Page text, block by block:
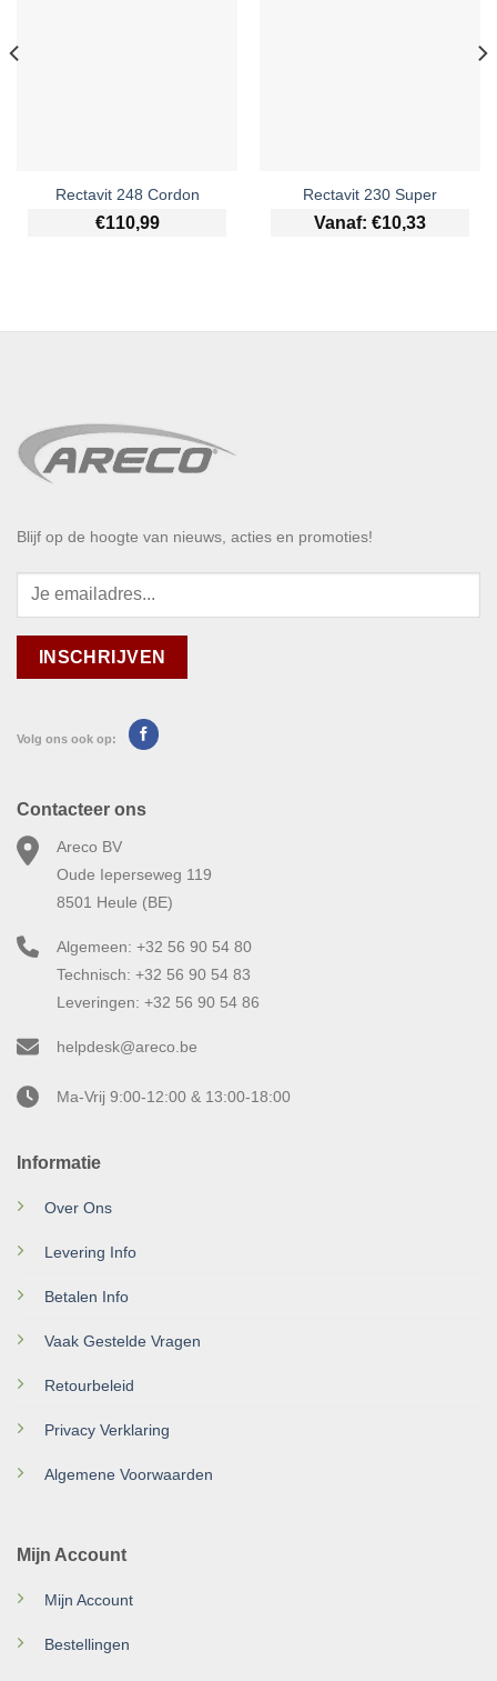
Rectavit 248 Cordon
€110,99
Rectavit 230 Super
Vanaf: €10,33
Blijf op de hoogte van nieuws, acties en promoties!
Volg ons ook op:
Informatie
Over Ons
Levering Info
Betalen Info
Vaak Gestelde Vragen
Retourbeleid
Privacy Verklaring
Algemene Voorwaarden
Mijn Account
Mijn Account
Bestellingen
Contacteer ons
Areco BV
Oude Ieperseweg 119
8501 Heule (BE)
Algemeen: +32 56 90 54 80
Technisch: +32 56 90 54 83
Leveringen: +32 56 90 54 86
helpdesk@areco.be
Ma-Vrij 9:00-12:00 & 13:00-18:00